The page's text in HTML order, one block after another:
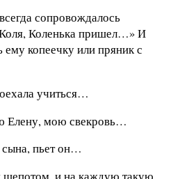
сопровождалось
Коленька пришел…» И
ему копеечку или пряник с
учиться…
Елену, мою свекровь…
сына, пьет он…